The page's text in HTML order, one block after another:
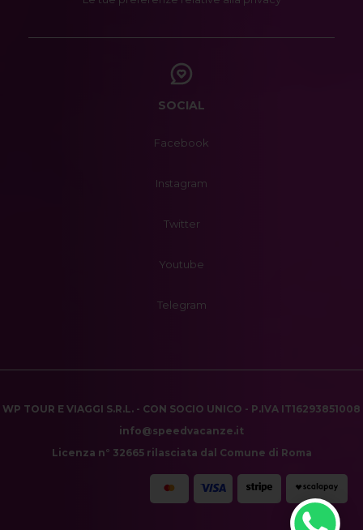
SOCIAL
Facebook
Instagram
Twitter
Youtube
Telegram
WP TOUR E VIAGGI S.R.L. - CON SOCIO UNICO - P.IVA IT16293851008
info@speedvacanze.it
Licenza n° 32665 rilasciata dal Comune di Roma